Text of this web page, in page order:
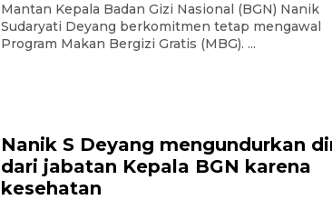
Mantan Kepala Badan Gizi Nasional (BGN) Nanik
Sudaryati Deyang berkomitmen tetap mengawal
Program Makan Bergizi Gratis (MBG). ...
Nanik S Deyang mengundurkan
dari jabatan Kepala BGN karena
kesehatan